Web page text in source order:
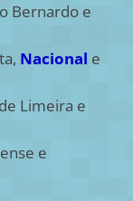
Bernardo e
Nacional e
Limeira e
e